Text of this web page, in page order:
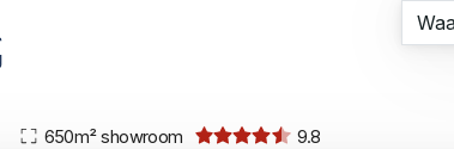
650m² showroom 9.8